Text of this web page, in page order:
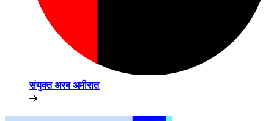
संयुक्त अरब अमीरात​​